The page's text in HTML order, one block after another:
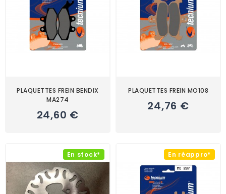
PLAQUETTES FREIN BENDIX
MA274
24,60 €
PLAQUETTES FREIN MO108
24,76 €
En stock* En réappro*